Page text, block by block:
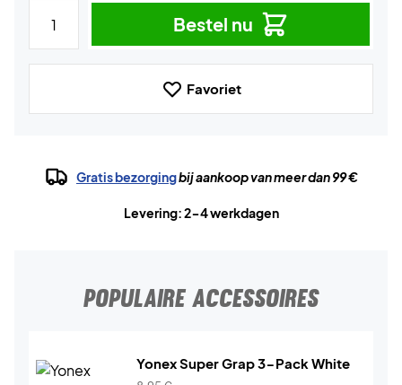
Bestel nu
Favoriet
Gratis bezorgingbij aankoop van meer dan 99 €
Levering: 2-4 werkdagen
POPULAIRE ACCESSOIRES
Yonex Super Grap 3-Pack White